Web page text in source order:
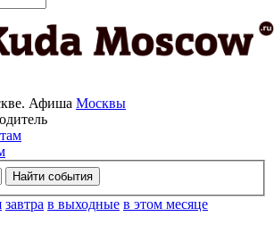
Афиша Москвы
завтра в выходные в этом месяце